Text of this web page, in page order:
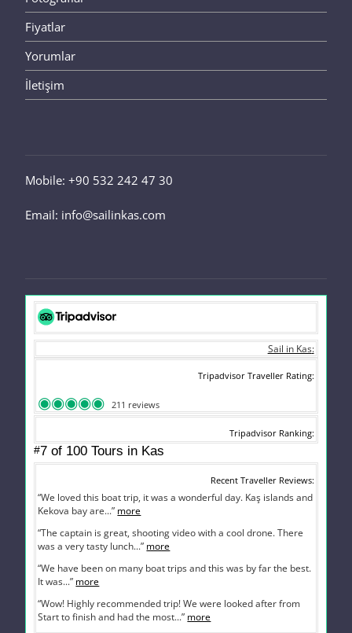
Fiyatlar
Yorumlar
İletişim
Mobile: +90 532 242 47 30
Email: info@sailinkas.com
Sail in Kas
Tripadvisor Traveller Rating
211 reviews
Tripadvisor Ranking
#7 of 100Tours in Kas
Recent Traveller Reviews
“We loved this boat trip, it was a wonderful day. Kaş islands and
Kekova bay are...” more
“The captain is great, shooting video with a cool drone. There
was a very tasty lunch...” more
“We have been on many boat trips and this was by far the best.
It was...” more
“Wow! Highly recommended trip! We were looked after from
Start to finish and had the most...” more